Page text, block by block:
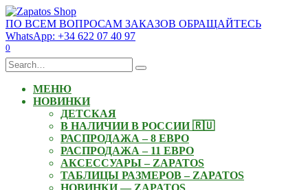
Skip
to
content
ПО ВСЕМ ВОПРОСАМ ЗАКАЗОВ ОБРАЩАЙТЕСЬ
WhatsApp: +34 622 07 40 97
0
Search
for:
МЕНЮ
НОВИНКИ
ДЕТСКАЯ
В НАЛИЧИИ В РОССИИ 🇷🇺
РАСПРОДАЖА – 8 ЕВРО
РАСПРОДАЖА – 11 ЕВРО
АКСЕССУАРЫ – ZAPATOS
ТАБЛИЦЫ РАЗМЕРОВ – ZAPATOS